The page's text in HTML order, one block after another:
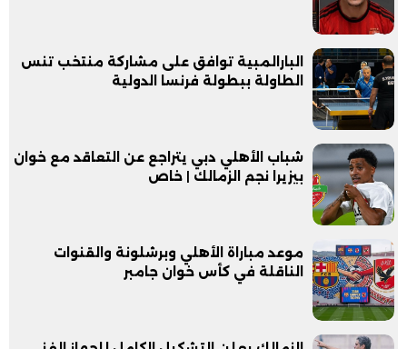
البارالمبية توافق على مشاركة منتخب تنس
الطاولة ببطولة فرنسا الدولية
شباب الأهلي دبي يتراجع عن التعاقد مع خوان
بيزيرا نجم الزمالك | خاص
موعد مباراة الأهلي وبرشلونة والقنوات
الناقلة في كأس خوان جامبر